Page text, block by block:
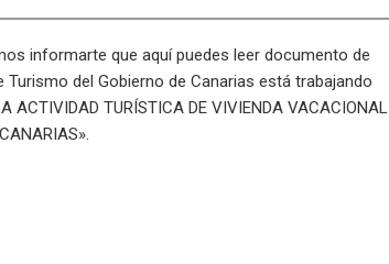
informarte que aquí puedes leer documento de
del Gobierno de Canarias está trabajando
ACTIVIDAD TURÍSTICA DE VIVIENDA VACACIONAL